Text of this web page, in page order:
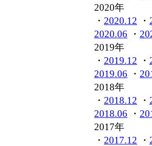
2020年
・ 2020.12 ・
2020.06 ・
2019年
・ 2019.12 ・
2019.06 ・
2018年
・ 2018.12 ・
2018.06 ・
2017年
・ 2017.12 ・